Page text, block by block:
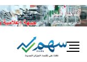
Skip
to